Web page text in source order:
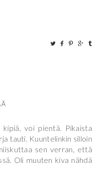
voi pientä. Pikaista
tauti. Kuuntelinkin silloin
sen verran, että
Oli muuten kiva nähdä